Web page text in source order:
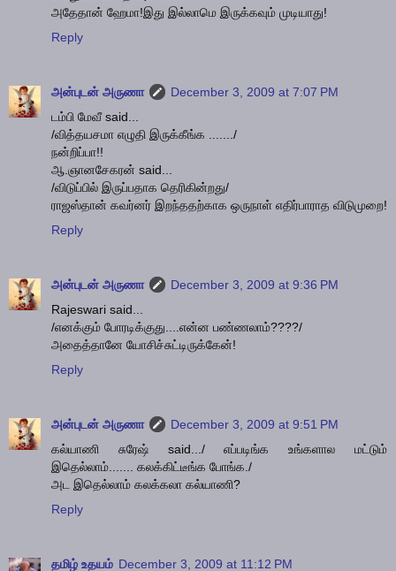
அதேதான் ஹேமா!இது இல்லாமெ இருக்கவும் முடியாது!
Reply
அன்புடன் அருணா
December 3, 2009 at 7:07 PM
டம்பி மேவீ said...
/வித்தயசமா எழுதி இருக்கீங்க ......./
நன்றிப்பா!!
ஆ.ஞானசேகரன் said...
/விடுப்பில் இருப்பதாக தெரிகின்றது/
ராஜஸ்தான் கவர்னர் இறந்ததற்காக ஒருநாள் எதிர்பாராத விடுமுறை!
Reply
அன்புடன் அருணா
December 3, 2009 at 9:36 PM
Rajeswari said...
/எனக்கும் போரடிக்குது....என்ன பண்ணலாம்????/
அதைத்தானே யோசிச்சுட்டிருக்கேன்!
Reply
அன்புடன் அருணா
December 3, 2009 at 9:51 PM
கல்யாணி சுரேஷ் said.../ எப்படிங்க உங்களால மட்டும்
இதெல்லாம்....... கலக்கிட்டீங்க போங்க./
அட இதெல்லாம் கலக்கலா கல்யாணி?
Reply
தமிழ் உதயம் December 3, 2009 at 11:12 PM